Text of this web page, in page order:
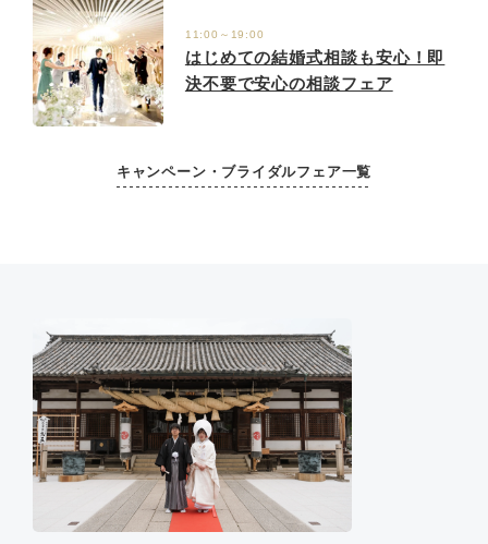
11:00～19:00
はじめての結婚式相談も安心！即
決不要で安心の相談フェア
キャンペーン・ブライダルフェア一覧